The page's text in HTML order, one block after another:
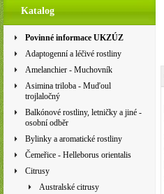
Katalog
Povinné informace UKZÚZ
Adaptogenní a léčivé rostliny
Amelanchier - Muchovník
Asimina triloba - Muďoul
trojlaločný
Balkónové rostliny, letničky a jiné -
osobní odběr
Bylinky a aromatické rostliny
Čemeřice - Helleborus orientalis
Citrusy
Australské citrusy